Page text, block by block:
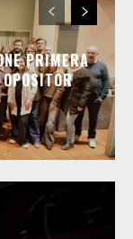
PRIMERA